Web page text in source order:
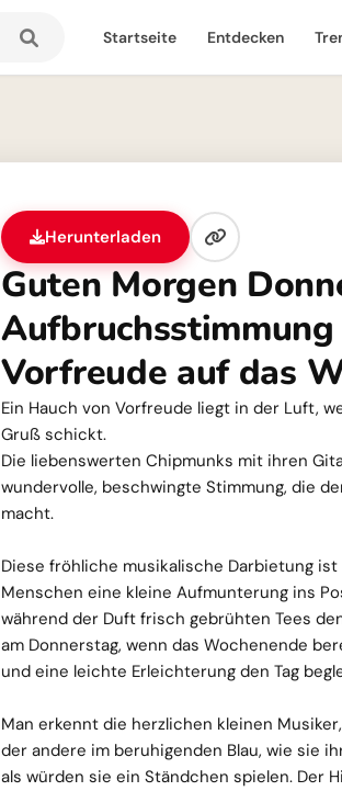
Startseite Entdecken
Herunterladen
Guten Morgen
Aufbruchsstimmung
Vorfreude auf das
Ein Hauch von Vorfreude liegt in der Luft,
Gruß schickt.
Die liebenswerten Chipmunks mit ihren
wundervolle, beschwingte Stimmung, die
macht.
Diese fröhliche musikalische Darbietung
Menschen eine kleine Aufmunterung ins
während der Duft frisch gebrühten Tees
am Donnerstag, wenn das Wochenende
und eine leichte Erleichterung den Tag
Man erkennt die herzlichen kleinen
der andere im beruhigenden Blau, wie sie
als würden sie ein Ständchen spielen. Der